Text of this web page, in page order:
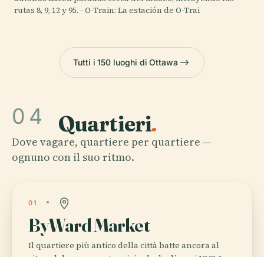
rutas 8, 9, 12 y 95. - O-Train: La estación de O-Trai
Tutti i 150 luoghi di Ottawa
04 Quartieri.
Dove vagare, quartiere per quartiere —
ognuno con il suo ritmo.
01
ByWard Market
Il quartiere più antico della città batte ancora al